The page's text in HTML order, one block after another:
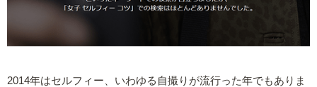
2014年はセルフィー、いわゆる自撮りが流行った年でもありま